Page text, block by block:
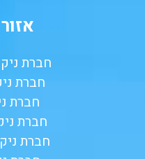
חברת
חברת
חברת
חברת
חברת